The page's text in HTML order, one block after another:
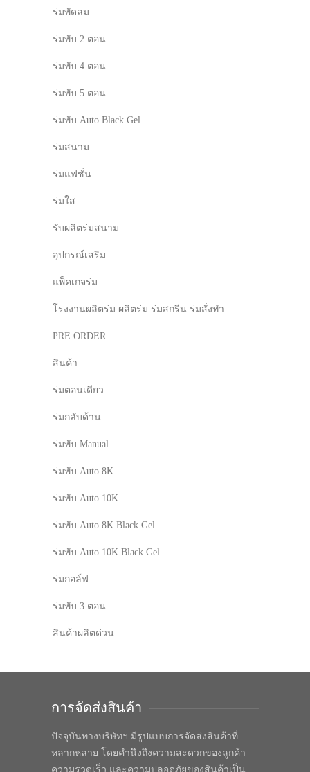
ร่มพัดลม
ร่มพับ 2 ตอน
ร่มพับ 4 ตอน
ร่มพับ 5 ตอน
ร่มพับ Auto Black Gel
ร่มสนาม
ร่มแฟชั่น
ร่มใส
รับผลิตร่มสนาม
อุปกรณ์เสริม
แพ็คเกจร่ม
โรงงานผลิตร่ม ผลิตร่ม ร่มสกรีน ร่มสั่งทำ
PRE ORDER
สินค้า
ร่มตอนเดียว
ร่มกลับด้าน
ร่มพับ Manual
ร่มพับ Auto 8K
ร่มพับ Auto 10K
ร่มพับ Auto 8K Black Gel
ร่มพับ Auto 10K Black Gel
ร่มกอล์ฟ
ร่มพับ 3 ตอน
สินค้าผลิตด่วน
การจัดส่งสินค้า
ปัจจุบันทางบริษัทฯ มีรูปแบบการจัดส่งสินค้าที่
หลากหลาย โดยคำนึงถึงความสะดวกของลูกค้า
ความรวดเร็ว และความปลอดภัยของสินค้าเป็น